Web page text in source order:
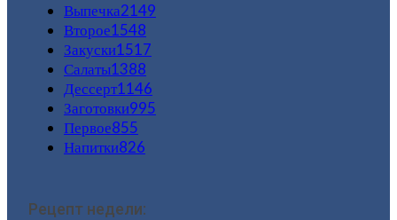
Выпечка2149
Второе1548
Закуски1517
Салаты1388
Дессерт1146
Заготовки995
Первое855
Напитки826
Рецепт недели: